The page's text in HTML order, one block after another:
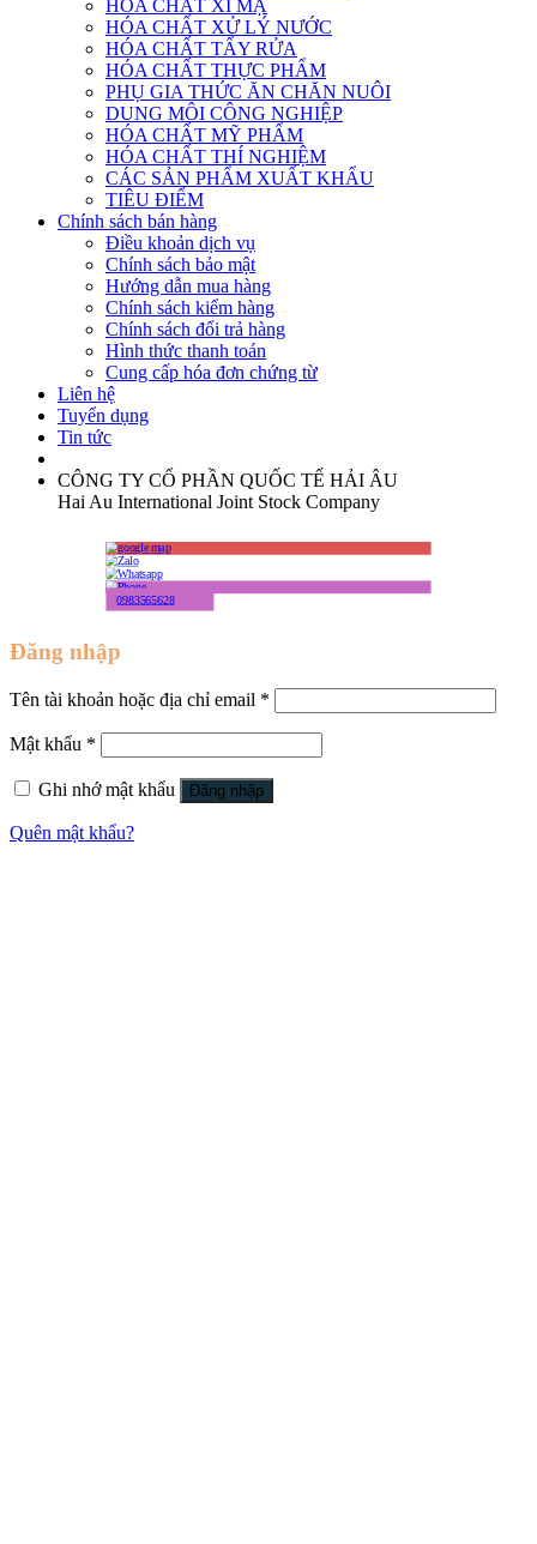
HÓA CHẤT XI MẠ
HÓA CHẤT XỬ LÝ NƯỚC
HÓA CHẤT TẨY RỬA
HÓA CHẤT THỰC PHẨM
PHỤ GIA THỨC ĂN CHĂN NUÔI
DUNG MÔI CÔNG NGHIỆP
HÓA CHẤT MỸ PHẨM
HÓA CHẤT THÍ NGHIỆM
CÁC SẢN PHẨM XUẤT KHẨU
TIÊU ĐIỂM
Chính sách bán hàng
Điều khoản dịch vụ
Chính sách bảo mật
Hướng dẫn mua hàng
Chính sách kiểm hàng
Chính sách đổi trả hàng
Hình thức thanh toán
Cung cấp hóa đơn chứng từ
Liên hệ
Tuyển dụng
Tin tức
CÔNG TY CỔ PHẦN QUỐC TẾ HẢI ÂU
Hai Au International Joint Stock Company
0983565628
Đăng nhập
Tên tài khoản hoặc địa chỉ email *
Mật khẩu *
Ghi nhớ mật khẩu Đăng nhập
Quên mật khẩu?